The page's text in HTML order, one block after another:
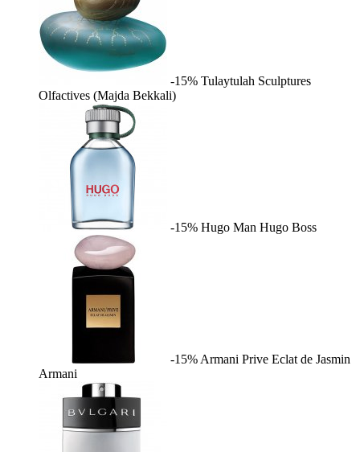
-15% Tulaytulah Sculptures
Olfactives (Majda Bekkali)
-15% Hugo Man Hugo Boss
-15% Armani Prive Eclat de Jasmin
Armani